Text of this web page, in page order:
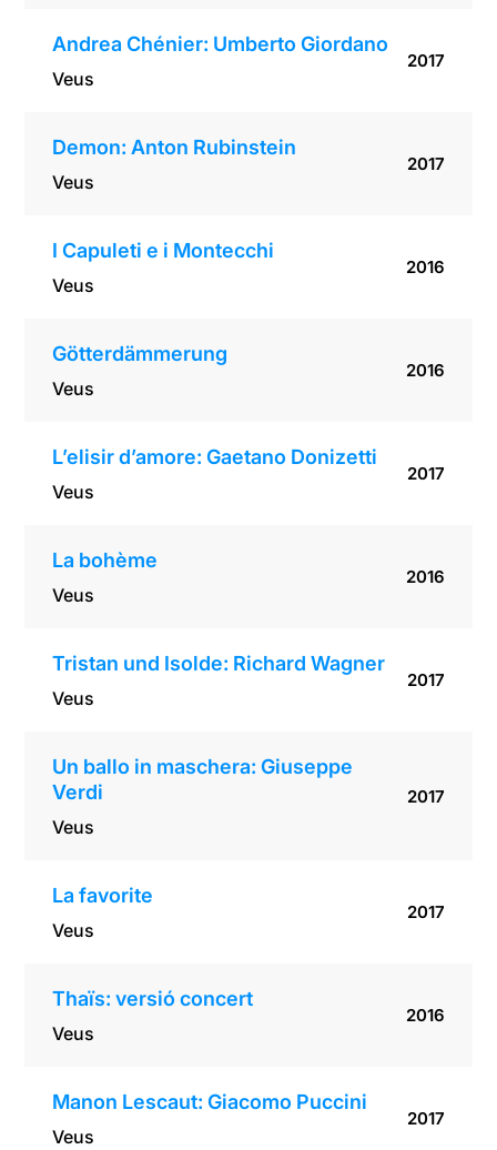
Andrea Chénier: Umberto Giordano
Veus
2017
Demon: Anton Rubinstein
Veus
2017
I Capuleti e i Montecchi
Veus
2016
Götterdämmerung
Veus
2016
L’elisir d’amore: Gaetano Donizetti
Veus
2017
La bohème
Veus
2016
Tristan und Isolde: Richard Wagner
Veus
2017
Un ballo in maschera: Giuseppe
Verdi
Veus
2017
La favorite
Veus
2017
Thaïs: versió concert
Veus
2016
Manon Lescaut: Giacomo Puccini
Veus
2017